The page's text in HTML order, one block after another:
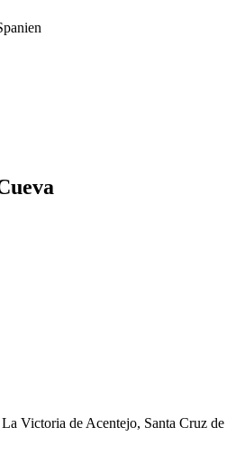
Victoria de Acentejo, Santa Cruz de